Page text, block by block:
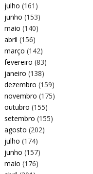
julho (161)
junho (153)
maio (140)
abril (156)
março (142)
fevereiro (83)
janeiro (138)
dezembro (159)
novembro (175)
outubro (155)
setembro (155)
agosto (202)
julho (174)
junho (157)
maio (176)